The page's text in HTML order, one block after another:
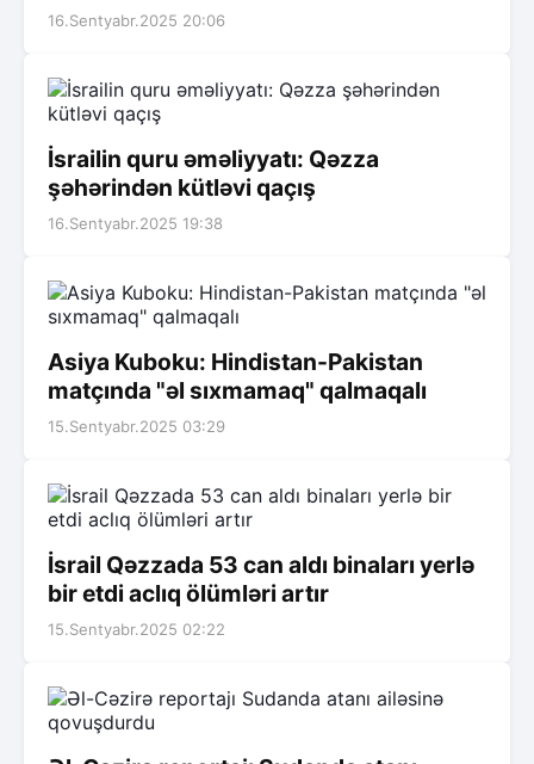
16.Sentyabr.2025 20:06
İsrailin quru əməliyyatı: Qəzza
şəhərindən kütləvi qaçış
16.Sentyabr.2025 19:38
Asiya Kuboku: Hindistan-Pakistan
matçında "əl sıxmamaq" qalmaqalı
15.Sentyabr.2025 03:29
İsrail Qəzzada 53 can aldı binaları yerlə
bir etdi aclıq ölümləri artır
15.Sentyabr.2025 02:22